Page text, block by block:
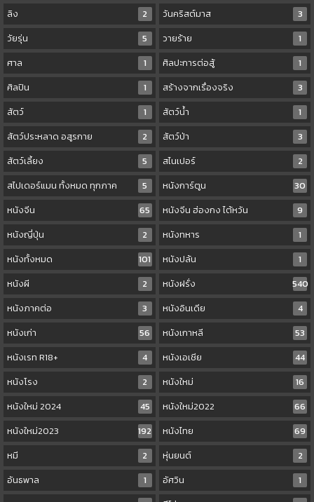
ลิง
2 วันคริสต์มาส
3
วัยรุ่น
5 วายร้าย
1
ศาล
1 ศิลปะการต่อสู้
1
ศิลปิน
1 สร้างจากเรื่องจริง
3
สัตว์
1 สัตว์น้ำ
1
สัตว์ประหลาด อสูรกาย
2 สัตว์ป่า
3
สัตว์เลี้ยง
5 สไนเปอร์
2
สไปเดอร์แมน ทั้งหมด ทุกภาค
5 หนังการ์ตูน
30
หนังจีน
65 หนังจีน ฮ่องกง ไต้หวัน
9
หนังญี่ปุ่น
2 หนังทหาร
1
หนังทั้งหมด
101 หนังปล้น
1
หนังผี
2 หนังฝรั่ง
540
หนังภาคต่อ
3 หนังอินเดีย
4
หนังเก่า
56 หนังเกาหลี
53
หนังเรท R18+
4 หนังเอเชีย
44
หนังโรง
2 หนังใหม่
16
หนังใหม่ 2024
45 หนังใหม่2022
66
หนังใหม่2023
192 หนังไทย
69
หมี
2 หุ่นยนต์
2
อันธพาล
1 อัศวิน
1